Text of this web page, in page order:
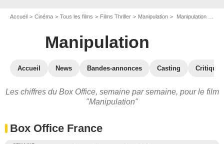
Accueil Cinéma Tous les films Films Thriller Manipulation Manipulation : Box Office
Manipulation
Accueil News Bandes-annonces Casting
Les chiffres du Box Office, semaine par semaine, pour le film
"Manipulation"
Box Office France